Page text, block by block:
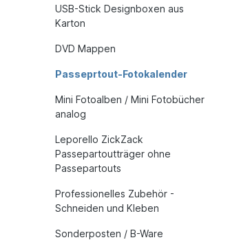
USB-Stick Designboxen aus
Karton
DVD Mappen
Passeprtout-Fotokalender
Mini Fotoalben / Mini Fotobücher
analog
Leporello ZickZack
Passepartoutträger ohne
Passepartouts
Professionelles Zubehör -
Schneiden und Kleben
Sonderposten / B-Ware